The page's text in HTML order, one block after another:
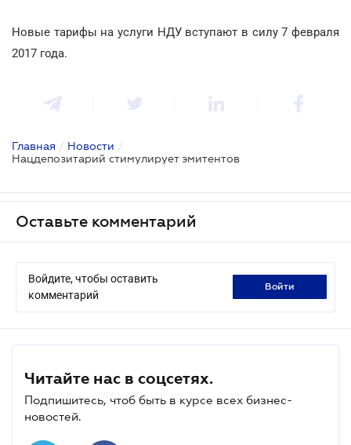
Новые тарифы на услуги НДУ вступают в силу 7 февраля
2017 года.
Главная / Новости /
Нацдепозитарий стимулирует эмитентов
Оставьте комментарий
Войдите, чтобы оставить
комментарий
войти
Читайте нас в соцсетях.
Подпишитесь, чтоб быть в курсе всех бизнес-
новостей.